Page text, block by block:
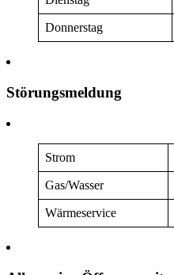
Donnerstag
Störungsmeldung
Strom
Gas/Wasser
Wärmeservice